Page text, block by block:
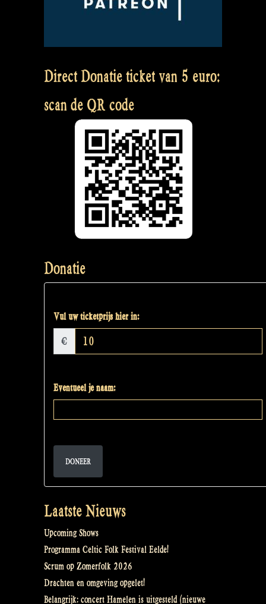
Direct Donatie ticket van 5 euro:
scan de QR code
Donatie
Vul uw ticketprijs hier in:
€
Eventueel je naam:
DONEER
Laatste Nieuws
Upcoming Shows
Programma Celtic Folk Festival Eelde!
Scrum op Zomerfolk 2026
Drachten en omgeving opgelet!
Belangrijk: concert Hamelen is uitgesteld (nieuwe